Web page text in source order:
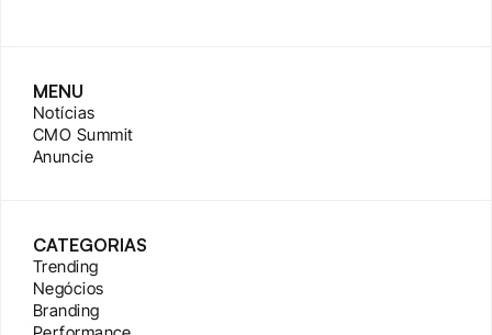
MENU
Notícias
CMO Summit
Anuncie
CATEGORIAS
Trending
Negócios
Branding